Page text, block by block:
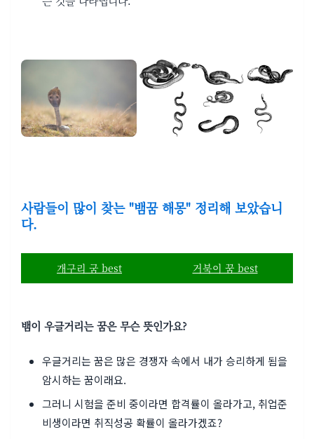
사람들이 많이 찾는 "뱀꿈 해몽" 정리해 보았습니
다.
개구리 굼 best 거북이 꿈 best
뱀이 우글거리는 꿈은 무슨 뜻인가요?
우글거리는 꿈은 많은 경쟁자 속에서 내가 승리하게 됨을
암시하는 꿈이래요.
그러니 시험을 준비 중이라면 합격률이 올라가고, 취업준
비생이라면 취직성공 확률이 올라가겠죠?